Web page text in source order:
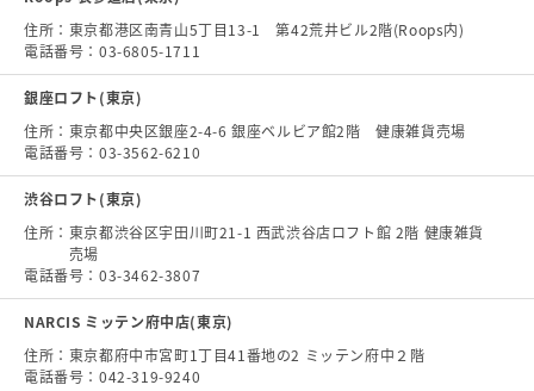
住所： 東京都港区南青山5丁目13-1 第42荒井ビル2階(Roops内)
電話番号： 03-6805-1711
銀座ロフト(東京)
住所： 東京都中央区銀座2-4-6 銀座ベルビア館2階 健康雑貨売場
電話番号： 03-3562-6210
渋谷ロフト(東京)
住所： 東京都渋谷区宇田川町21-1 西武渋谷店ロフト館 2階 健康雑貨
売場
電話番号： 03-3462-3807
NARCIS ミッテン府中店(東京)
住所： 東京都府中市宮町1丁目41番地の2 ミッテン府中２階
電話番号： 042-319-9240